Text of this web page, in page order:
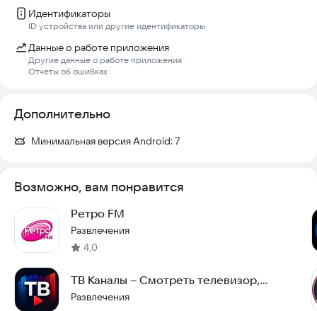
Идентификаторы
ID устройства или другие идентификаторы
Данные о работе приложения
Другие данные о работе приложения
Отчеты об ошибках
Дополнительно
Минимальная версия Android:7
Возможно, вам понравится
Ретро FM
Развлечения
4,0
ТВ Каналы – Смотреть телевизор,
цифровое тв онлайн
Развлечения